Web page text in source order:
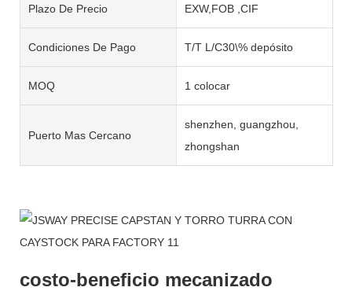
Plazo De Precio EXW,FOB ,CIF
Condiciones De Pago T/T L/C30\% depósito
MOQ 1 colocar
Puerto Mas Cercano
shenzhen, guangzhou,
zhongshan
costo-beneficio mecanizado